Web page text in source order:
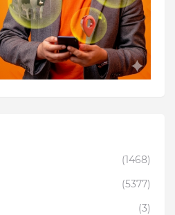
(1468)
(5377)
(3)